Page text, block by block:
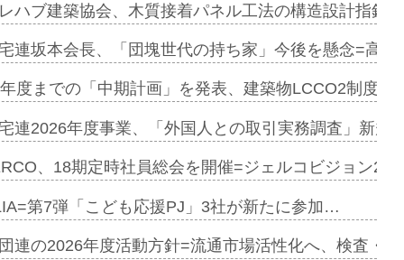
加=リンナ…
見込む=…
開始=三協…
分譲M専用…
ハブ建築協会、木質接着パネル工法の構造設計指針
連坂本会長、「団塊世代の持ち家」今後を懸念=高
度までの「中期計画」を発表、建築物LCCO2制度
連2026年度事業、「外国人との取引実務調査」新規
、18期定時社員総会を開催=ジェルコビジョン
第7弾「こども応援PJ」3社が新たに参加…
連の2026年度活動方針=流通市場活性化へ、検査・